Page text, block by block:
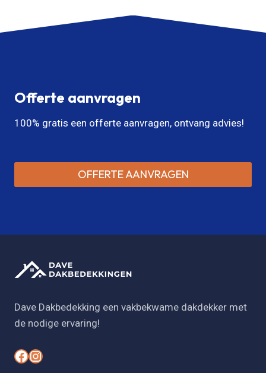
Offerte aanvragen
100% gratis een offerte aanvragen, ontvang advies!
OFFERTE AANVRAGEN
Dave Dakbedekking een vakbekwame dakdekker met
de nodige ervaring!
# #